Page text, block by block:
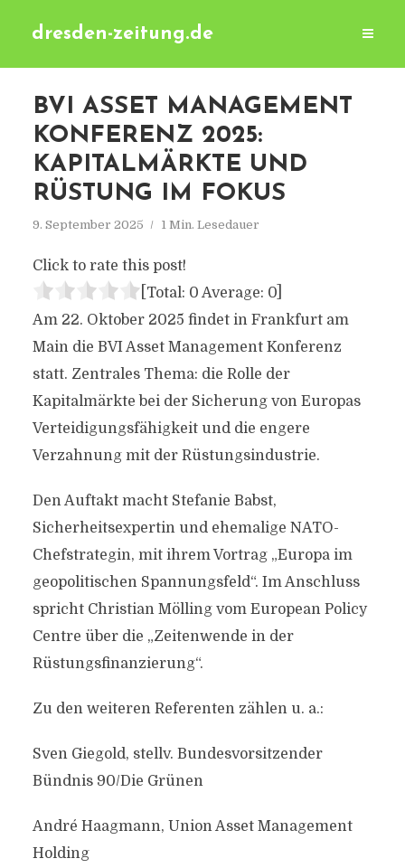
dresden-zeitung.de
BVI ASSET MANAGEMENT
KONFERENZ 2025:
KAPITALMÄRKTE UND
RÜSTUNG IM FOKUS
9. September 2025 1 Min. Lesedauer
Click to rate this post!
[Total: 0 Average: 0]
Am 22. Oktober 2025 findet in Frankfurt am
Main die BVI Asset Management Konferenz
statt. Zentrales Thema: die Rolle der
Kapitalmärkte bei der Sicherung von Europas
Verteidigungsfähigkeit und die engere
Verzahnung mit der Rüstungsindustrie.
Den Auftakt macht Stefanie Babst,
Sicherheitsexpertin und ehemalige NATO-
Chefstrategin, mit ihrem Vortrag „Europa im
geopolitischen Spannungsfeld“. Im Anschluss
spricht Christian Mölling vom European Policy
Centre über die „Zeitenwende in der
Rüstungsfinanzierung“.
Zu den weiteren Referenten zählen u. a.:
Sven Giegold, stellv. Bundesvorsitzender
Bündnis 90/Die Grünen
André Haagmann, Union Asset Management
Holding